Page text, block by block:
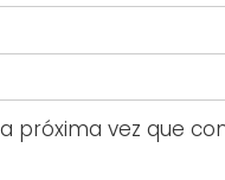
próxima vez que